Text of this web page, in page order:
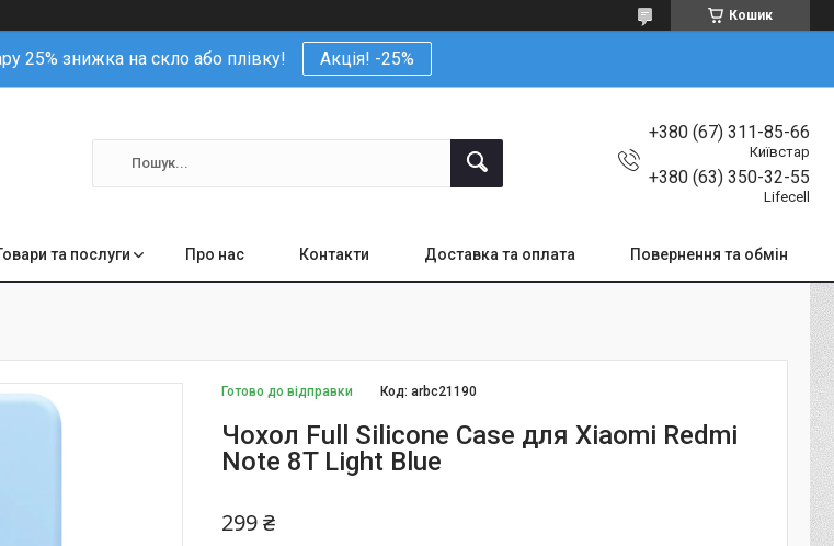
Кошик
25% знижка на скло або плівку! Акція! -25%
+380 (67) 311-85-66
Київстар
+380 (63) 350-32-55
Lifecell
та послуги Про нас Контакти Доставка та оплата Повернення та обмін
Готово до відправки Код:arbc21190
Чохол Full Silicone Case для Xiaomi Redmi
Note 8T Light Blue
299 ₴